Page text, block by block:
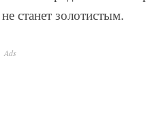
станет золотистым.
Ads